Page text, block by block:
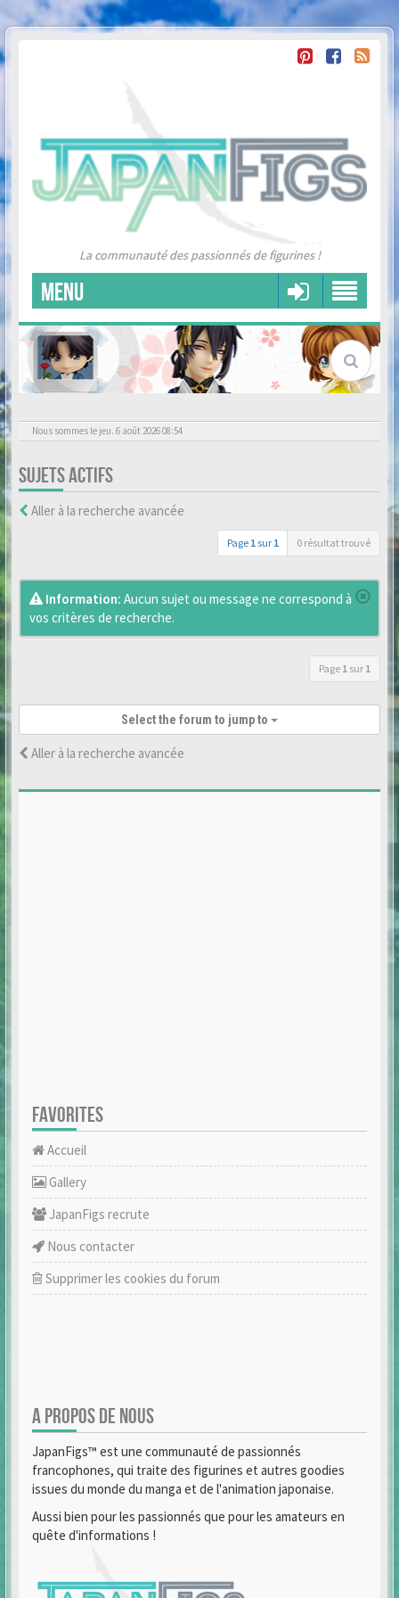
La communauté des passionnés de figurines !
MENU
Nous sommes le jeu. 6 août 2026 08:54
SUJETS ACTIFS
Aller à la recherche avancée
Page 1 sur 1 0 résultat trouvé
Information: Aucun sujet ou message ne correspond à
vos critères de recherche.
Page 1 sur 1
Select the forum to jump to
Aller à la recherche avancée
FAVORITES
Accueil
Gallery
JapanFigs recrute
Nous contacter
Supprimer les cookies du forum
A PROPOS DE NOUS
JapanFigs™ est une communauté de passionnés
francophones, qui traite des figurines et autres goodies
issues du monde du manga et de l'animation japonaise.
Aussi bien pour les passionnés que pour les amateurs en
quête d'informations !